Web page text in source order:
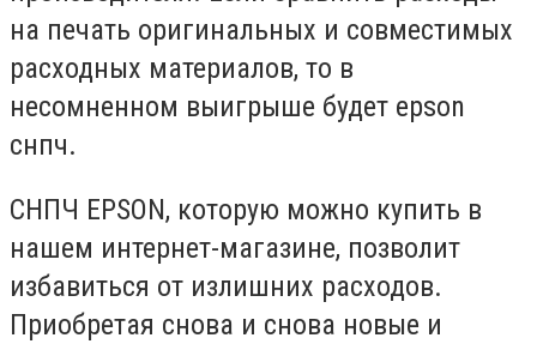
на печать оригинальных и совместимых
расходных материалов, то в
несомненном выигрыше будет epson
снпч.
СНПЧ EPSON, которую можно купить в
нашем интернет-магазине, позволит
избавиться от излишних расходов.
Приобретая снова и снова новые и